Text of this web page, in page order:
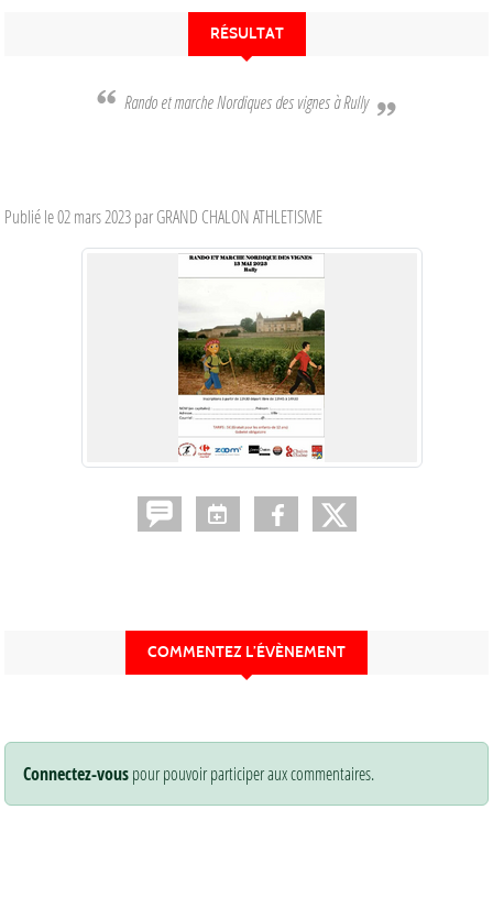
RÉSULTAT
Rando et marche Nordiques des vignes à Rully
Publié le02 mars 2023par GRAND CHALON ATHLETISME
COMMENTEZ L’ÉVÈNEMENT
Connectez-vouspour pouvoir participer aux commentaires.